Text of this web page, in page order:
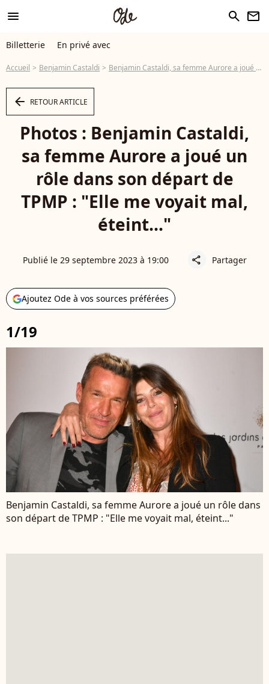
menu search newsletter
Billetterie En privé avec
Accueil Benjamin Castaldi Benjamin Castaldi, sa femme Aurore a joué un rôle dans son départ de TPMP : "Elle me voyait mal, éteint..."
arrow_left RETOUR ARTICLE
Photos : Benjamin Castaldi,
sa femme Aurore a joué un
rôle dans son départ de
TPMP : "Elle me voyait mal,
éteint..."
Publié le 29 septembre 2023 à 19:00 share Partager
Ajoutez Ode à vos sources préférées
1/19
Benjamin Castaldi, sa femme Aurore a joué un rôle dans
son départ de TPMP : "Elle me voyait mal, éteint..."